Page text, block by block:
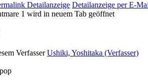
Detailanzeige Detailanzeige per E-
wird in neuem Tab geöffnet
Verfasser Ushiki, Yoshitaka (Verfasser)